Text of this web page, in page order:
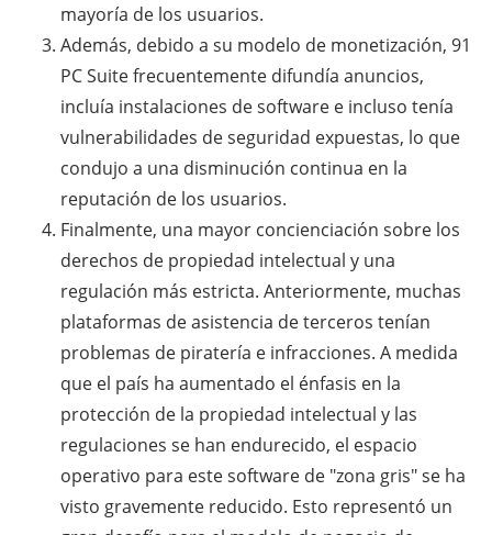
mayoría de los usuarios.
Además, debido a su modelo de monetización, 91
PC Suite frecuentemente difundía anuncios,
incluía instalaciones de software e incluso tenía
vulnerabilidades de seguridad expuestas, lo que
condujo a una disminución continua en la
reputación de los usuarios.
Finalmente, una mayor concienciación sobre los
derechos de propiedad intelectual y una
regulación más estricta. Anteriormente, muchas
plataformas de asistencia de terceros tenían
problemas de piratería e infracciones. A medida
que el país ha aumentado el énfasis en la
protección de la propiedad intelectual y las
regulaciones se han endurecido, el espacio
operativo para este software de "zona gris" se ha
visto gravemente reducido. Esto representó un